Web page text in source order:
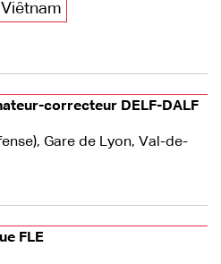
Viêtnam
correcteur DELF-DALF
Gare de Lyon, Val-de-
FLE